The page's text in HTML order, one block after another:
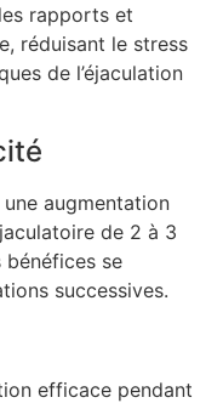
rapports et
réduisant le stress
de l’éjaculation
augmentation
de 2 à 3
se
successives.
efficace pendant